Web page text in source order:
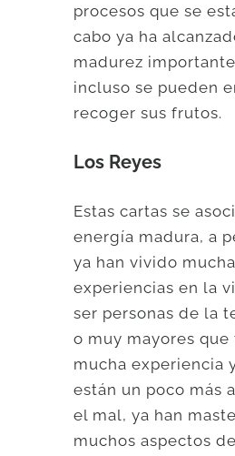
procesos que se
cabo ya ha
madurez
incluso se pueden
recoger sus frutos.
Los Reyes
Estas cartas se
energía madura, a
ya han vivido
experiencias en la
ser personas de la
o muy mayores que
mucha experiencia
están un poco más
el mal, ya han
muchos aspectos